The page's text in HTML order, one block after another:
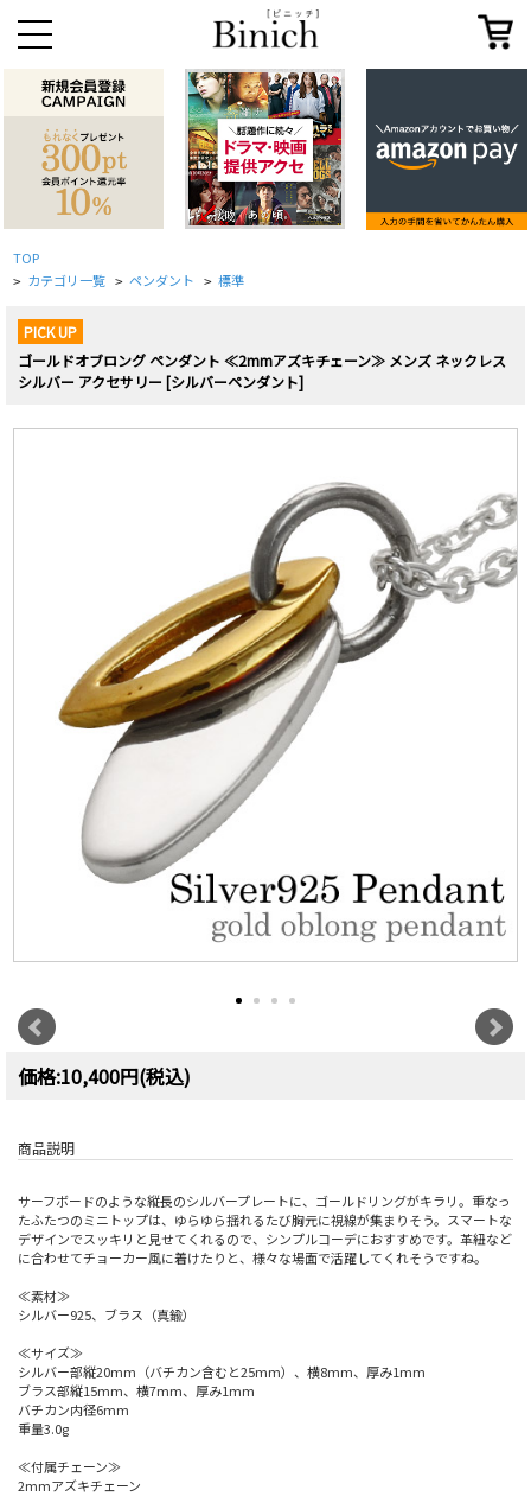
TOP
> カテゴリ一覧 > ペンダント > 標準
PICK UP
ゴールドオブロング ペンダント ≪2mmアズキチェーン≫ メンズ ネックレス
シルバー アクセサリー [シルバーペンダント]
価格:10,400円(税込)
商品説明
サーフボードのような縦長のシルバープレートに、ゴールドリングがキラリ。重なっ
たふたつのミニトップは、ゆらゆら揺れるたび胸元に視線が集まりそう。スマートな
デザインでスッキリと見せてくれるので、シンプルコーデにおすすめです。革紐など
に合わせてチョーカー風に着けたりと、様々な場面で活躍してくれそうですね。
≪素材≫
シルバー925、ブラス（真鍮）
≪サイズ≫
シルバー部縦20mm（バチカン含むと25mm）、横8mm、厚み1mm
ブラス部縦15mm、横7mm、厚み1mm
バチカン内径6mm
重量3.0g
≪付属チェーン≫
2mmアズキチェーン